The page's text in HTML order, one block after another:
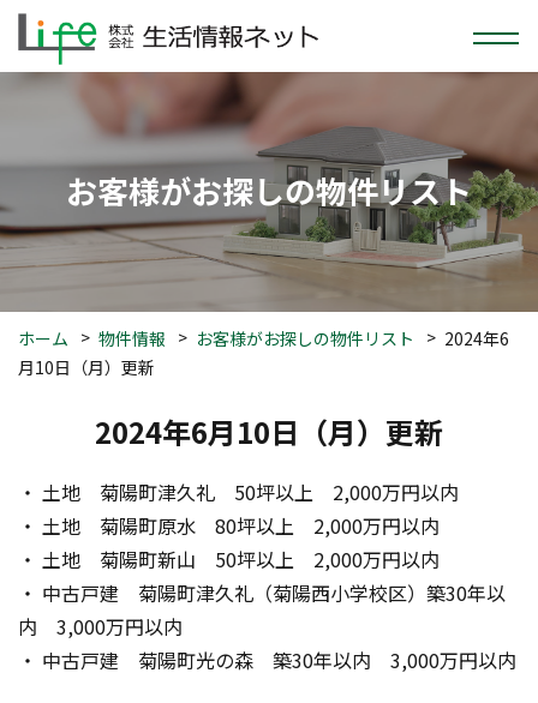
お客様がお探しの物件リスト
ホーム 物件情報 お客様がお探しの物件リスト
2024年6
月10日（月）更新
2024年6月10日（月）更新
・ 土地　菊陽町津久礼　50坪以上　2,000万円以内
・ 土地　菊陽町原水　80坪以上　2,000万円以内
・ 土地　菊陽町新山　50坪以上　2,000万円以内
・ 中古戸建　菊陽町津久礼（菊陽西小学校区）築30年以
内　3,000万円以内
・ 中古戸建　菊陽町光の森　築30年以内　3,000万円以内